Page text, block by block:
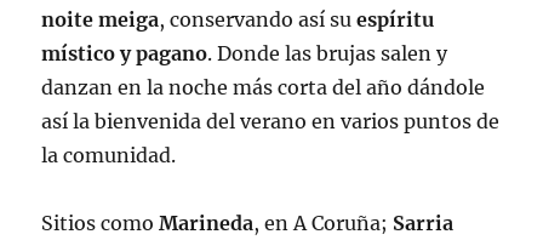
noite meiga, conservando así suespíritu
místico y pagano. Donde las brujas salen y
danzan en la noche más corta del año dándole
así la bienvenida del verano en varios puntos de
la comunidad.
Sitios comoMarineda, en A Coruña; Sarria